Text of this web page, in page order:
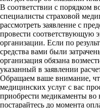
В соответствии с порядком
специалисты страховой
рассмотреть заявление с
провести соответствующую
организации. Если по
средства вами были
организация обязана
указанный в заявлении
Обращаем ваше внимание,
медицинских услуг с вас
приобрести медикаменты во
постарайтесь до момента